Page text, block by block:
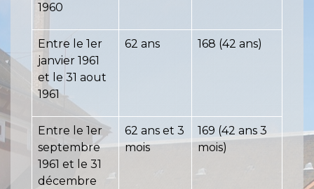
1960
Entre le 1er
janvier 1961
et le 31 aout
1961
62 ans 168 (42 ans)
Entre le 1er
septembre
1961 et le 31
décembre
62 ans et 3
mois
169 (42 ans 3
mois)